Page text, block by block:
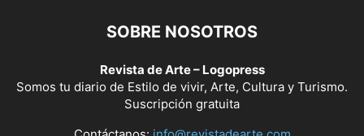
SOBRE NOSOTROS
Revista de Arte – Logopress
Somos tu diario de Estilo de vivir, Arte, Cultura y Turismo.
Suscripción gratuita